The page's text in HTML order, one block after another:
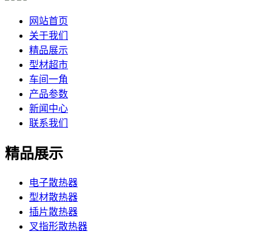
网站首页
关于我们
精品展示
型材超市
车间一角
产品参数
新闻中心
联系我们
精品展示
电子散热器
型材散热器
插片散热器
叉指形散热器